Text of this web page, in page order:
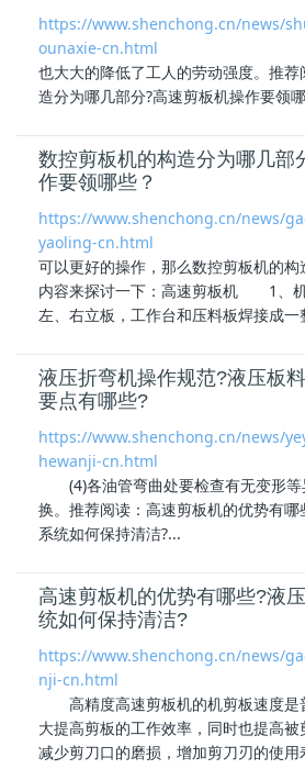
https://www.shenchong.cn/news/
ounaxie-cn.html
也大大的降低了工人的劳动强度。推
造分为哪几部分?高速剪板机操作要领
数控剪板机的构造分为哪几部
作要领哪些？
https://www.shenchong.cn/news/
yaoling-cn.html
可以更好的操作，那么数控剪板机的构
内容来探讨一下： 高速剪板机 1、机
左、右立板，工作台和压料板焊接成一
液压折弯机操作规范?液压板
要点有哪些?
https://www.shenchong.cn/news/
hewanji-cn.html
(4)各油管弯曲处要检查有无变形等
换。推荐阅读： 高速剪板机的优势有哪
系统如何保持清洁?...
高速剪板机的优势有哪些?液
统如何保持清洁?
https://www.shenchong.cn/news/
nji-cn.html
高精度高速剪板机的机剪板速度
大提高剪板的工作效率，同时也提高被
减少剪刀口的磨损，增加剪刀刃的使